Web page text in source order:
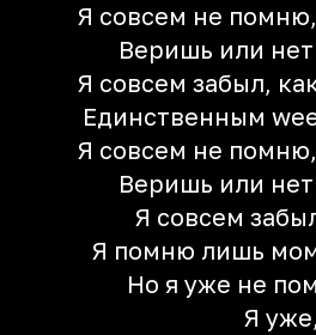
Я совсем не
Веришь или
Я совсем забыл,
Единственным
Я совсем не
Веришь или
Я совсем
Я помню лишь
Но я уже не
Я